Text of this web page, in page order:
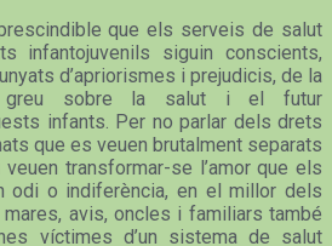
que els serveis de salut
infantojuvenils siguin conscients,
d’apriorismes i prejudicis, de la
greu sobre la salut i el futur
infants. Per no parlar dels drets
que es veuen brutalment separats
transformar-se l’amor que els
odi o indiferència, en el millor dels
avis, oncles i familiars també
víctimes d’un sistema de salut